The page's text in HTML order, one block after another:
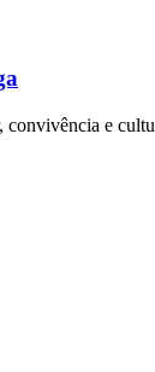
convivência e